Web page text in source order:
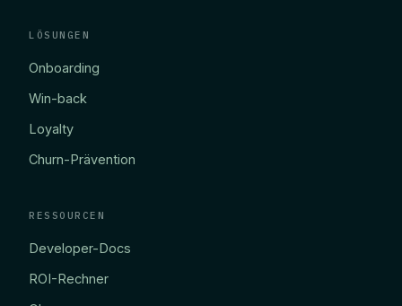
LÖSUNGEN
Onboarding
Win-back
Loyalty
Churn-Prävention
RESSOURCEN
Developer-Docs
ROI-Rechner